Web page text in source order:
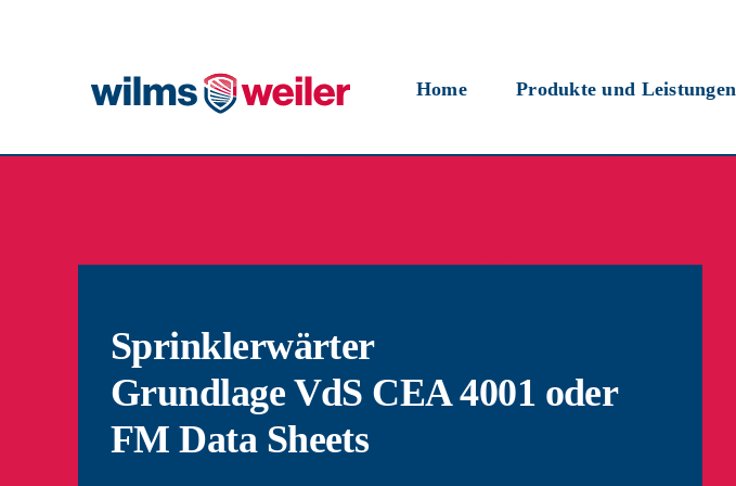
Home Produkte und Leistungen
Sprinklerwärter
Grundlage VdS CEA 4001 oder
FM Data Sheets